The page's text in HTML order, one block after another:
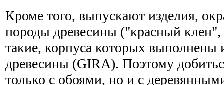
Кроме того, выпускают изделия,
породы древесины ("красный
такие, корпуса которых выполнены
древесины (GIRA). Поэтому
только с обоями, но и с